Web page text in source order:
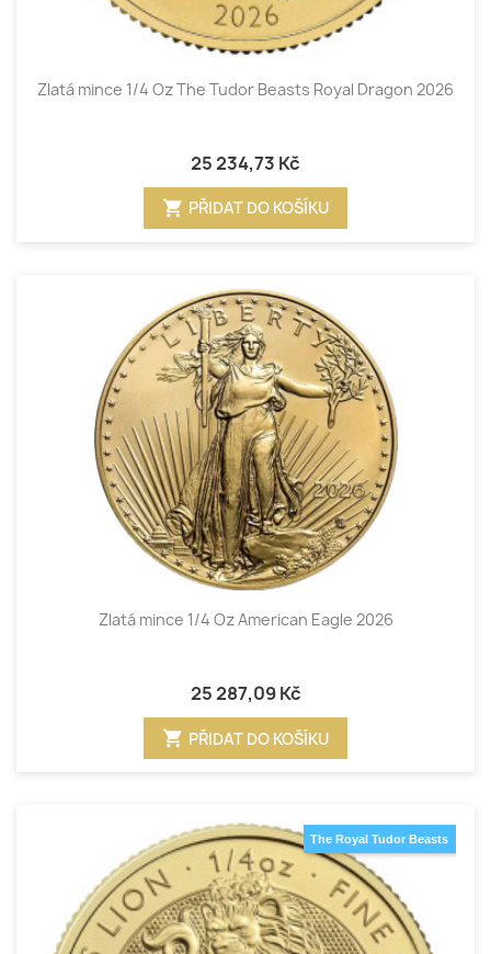
Zlatá mince 1/4 Oz The Tudor Beasts Royal Dragon 2026
25 234,73 Kč
shopping_cart PŘIDAT DO KOŠÍKU
Zlatá mince 1/4 Oz American Eagle 2026
25 287,09 Kč
shopping_cart PŘIDAT DO KOŠÍKU
The Royal Tudor Beasts